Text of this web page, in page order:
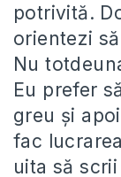
potrivită.
orientezi
Nu
Eu prefer
greu și
fac
uita să